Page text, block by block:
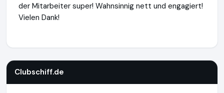
der Mitarbeiter super! Wahnsinnig nett und engagiert!
Vielen Dank!
Clubschiff.de